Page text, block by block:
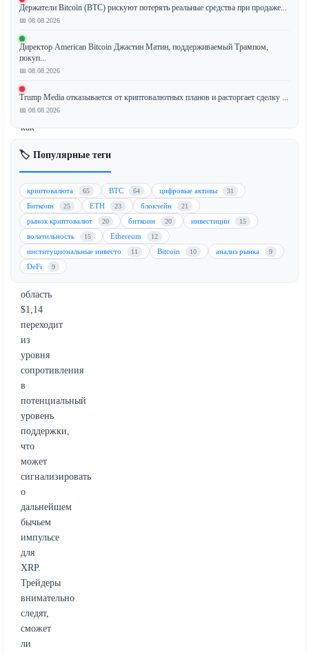
этом
недавний
прорыв
выше
уровня
теперь
тестируется
как
зона
поддержки.
Такая
динамика
цены
указывает
на
то,
область
$1,14
переходит
из
уровня
сопротивления
в
потенциальный
уровень
поддержки,
что
может
сигнализировать
о
дальнейшем
бычьем
импульсе
для
XRP.
Трейдеры
внимательно
следят,
сможет
ли
Держатели Bitcoin (BTC) рискуют потерять реальные средства при продаже...
📅 08.08.2026
Директор American Bitcoin Джастин Матин, поддерживаемый Трампом,
покуп...
📅 08.08.2026
Trump Media отказывается от криптовалютных планов и расторгает сделку ...
📅 08.08.2026
🏷️ Популярные теги
криптовалюта 65 BTC 64 цифровые активы 31
Биткоин 25 ETH 23 блокчейн 21
рынок криптовалют 20 биткоин 20 инвестиции 15
волатильность 15 Ethereum 12
институциональные инвесто 11 Bitcoin 10 анализ рынка 9
DeFi 9